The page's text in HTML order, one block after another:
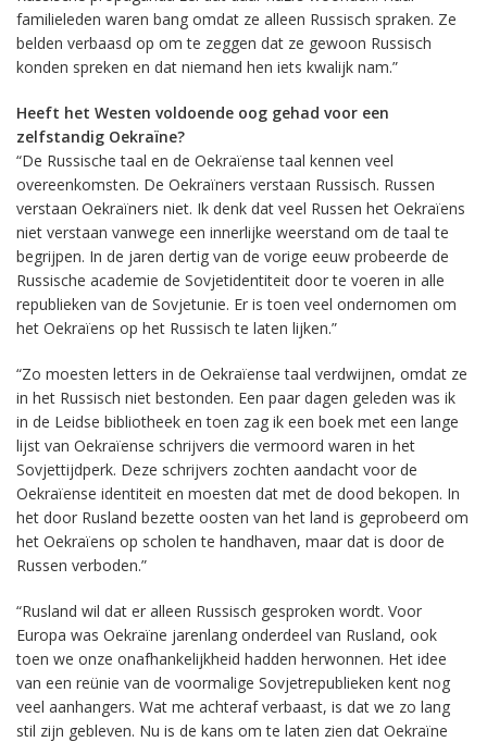
familieleden waren bang omdat ze alleen Russisch spraken. Ze
belden verbaasd op om te zeggen dat ze gewoon Russisch
konden spreken en dat niemand hen iets kwalijk nam.”
Heeft het Westen voldoende oog gehad voor een
zelfstandig Oekraïne?
“De Russische taal en de Oekraïense taal kennen veel
overeenkomsten. De Oekraïners verstaan Russisch. Russen
verstaan Oekraïners niet. Ik denk dat veel Russen het Oekraïens
niet verstaan vanwege een innerlijke weerstand om de taal te
begrijpen. In de jaren dertig van de vorige eeuw probeerde de
Russische academie de Sovjetidentiteit door te voeren in alle
republieken van de Sovjetunie. Er is toen veel ondernomen om
het Oekraïens op het Russisch te laten lijken.”
“Zo moesten letters in de Oekraïense taal verdwijnen, omdat ze
in het Russisch niet bestonden. Een paar dagen geleden was ik
in de Leidse bibliotheek en toen zag ik een boek met een lange
lijst van Oekraïense schrijvers die vermoord waren in het
Sovjettijdperk. Deze schrijvers zochten aandacht voor de
Oekraïense identiteit en moesten dat met de dood bekopen. In
het door Rusland bezette oosten van het land is geprobeerd om
het Oekraïens op scholen te handhaven, maar dat is door de
Russen verboden.”
“Rusland wil dat er alleen Russisch gesproken wordt. Voor
Europa was Oekraïne jarenlang onderdeel van Rusland, ook
toen we onze onafhankelijkheid hadden herwonnen. Het idee
van een reünie van de voormalige Sovjetrepublieken kent nog
veel aanhangers. Wat me achteraf verbaast, is dat we zo lang
stil zijn gebleven. Nu is de kans om te laten zien dat Oekraïne